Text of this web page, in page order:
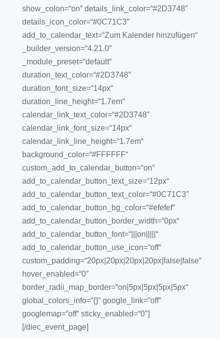
show_colon=“on“ details_link_color=“#2D3748″
details_icon_color=“#0C71C3″
add_to_calendar_text=“Zum Kalender hinzufügen“
_builder_version=“4.21.0″
_module_preset=“default“
duration_text_color=“#2D3748″
duration_font_size=“14px“
duration_line_height=“1.7em“
calendar_link_text_color=“#2D3748″
calendar_link_font_size=“14px“
calendar_link_line_height=“1.7em“
background_color=“#FFFFFF“
custom_add_to_calendar_button=“on“
add_to_calendar_button_text_size=“12px“
add_to_calendar_button_text_color=“#0C71C3″
add_to_calendar_button_bg_color=“#efefef“
add_to_calendar_button_border_width=“0px“
add_to_calendar_button_font=“|||on|||||“
add_to_calendar_button_use_icon=“off“
custom_padding=“20px|20px|20px|20px|false|false“
hover_enabled=“0″
border_radii_map_border=“on|5px|5px|5px|5px“
global_colors_info=“{}“ google_link=“off“
googlemap=“off“ sticky_enabled=“0″]
[/diec_event_page]